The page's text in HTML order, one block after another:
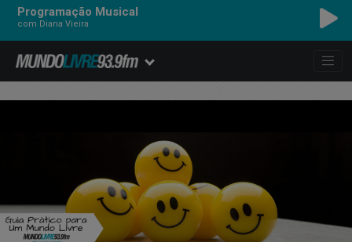
Programação Musical
com Diana Vieira